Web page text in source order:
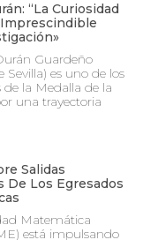
“La Curiosidad
Guardeño
Sevilla) es uno de los
la Medalla de la
una trayectoria
Salidas
De Los Egresados
Matemática
está impulsando